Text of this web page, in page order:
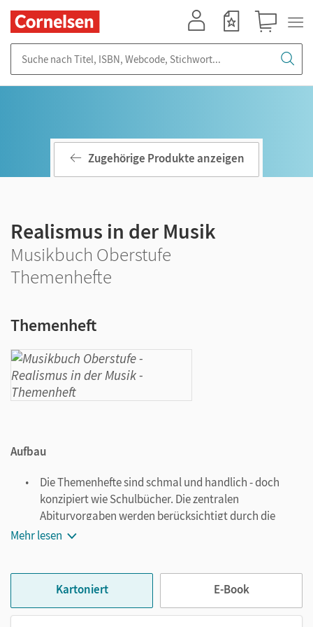
Zugehörige Produkte anzeigen
Realismus in der Musik
Musikbuch Oberstufe
Themenhefte
Themenheft
Aufbau
Die Themenhefte sind schmal und handlich - doch
konzipiert wie Schulbücher. Die zentralen
Abiturvorgaben werden berücksichtigt durch die
Auswahl der Themen, die fachspezifischen
Die Themenhefte setzen die Schwerpunkte des
Funktionen von Musik fort und bereiten sie in
Mehr lesen
Kartoniert E-Book